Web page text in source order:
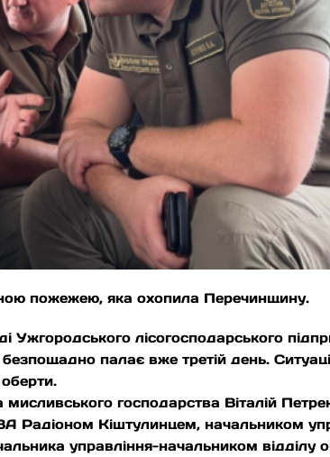
пожежею, яка охопила Перечинщину.
лісогосподарського
палає вже третій день.
господарства Віталій
Радіоном Кіштулинцем, начальником
управління-начальником відділу